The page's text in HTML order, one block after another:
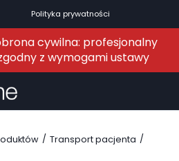
Polityka prywatności
cywilna: profesjonalny
z wymogami ustawy
/ Transport pacjenta /